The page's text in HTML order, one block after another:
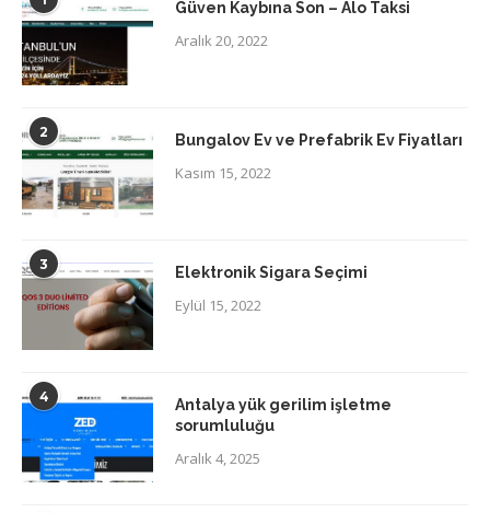
Güven Kaybına Son – Alo Taksi
Aralık 20, 2022
2 Bungalov Ev ve Prefabrik Ev Fiyatları
Kasım 15, 2022
3 Elektronik Sigara Seçimi
Eylül 15, 2022
4
Antalya yük gerilim işletme
sorumluluğu
Aralık 4, 2025